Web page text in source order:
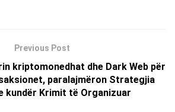
Previous Post
kriptomonedhat dhe Dark Web për
paralajmëron Strategjia
kundër Krimit të Organizuar